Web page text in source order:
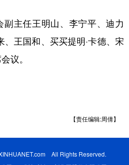
主任王明山、李宁平、迪力
、王国和、买买提明·卡德、宋
议。
【责任编辑:周倩】
All Rights Reserved.